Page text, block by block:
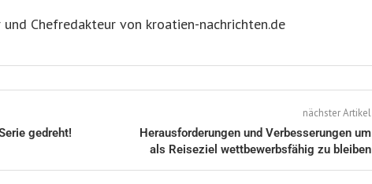
und Chefredakteur von kroatien-nachrichten.de
gedreht!
nächster Artikel
Herausforderungen und Verbesserungen um
als Reiseziel wettbewerbsfähig zu bleiben